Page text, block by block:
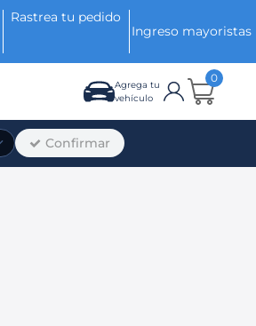
Rastrea tu pedido
Ingreso mayoristas
Agrega tu
vehículo
0
Confirmar